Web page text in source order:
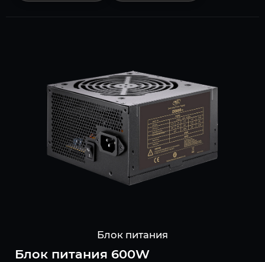
Блок питания
Блок питания 600W